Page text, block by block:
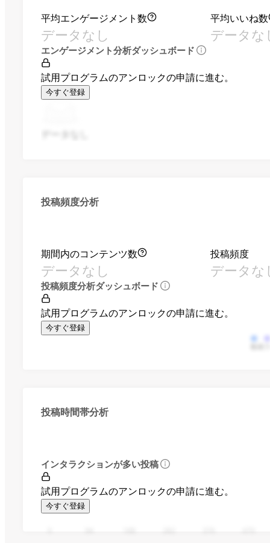
平均エンゲージメント数
データなし
平均いいね数
データな
エンゲージメント分析ダッシュボード
試用プログラムのアンロックの申請に進む。
今すぐ登録
投稿頻度分析
期間内のコンテンツ数
データなし
投稿頻度
データな
投稿頻度分析ダッシュボード
試用プログラムのアンロックの申請に進む。
今すぐ登録
投稿時間帯分析
インタラクションが多い投稿
試用プログラムのアンロックの申請に進む。
今すぐ登録